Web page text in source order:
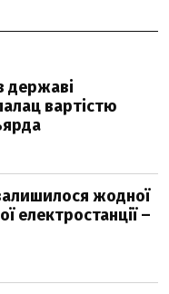
державі
вартістю
жодної
електростанції –